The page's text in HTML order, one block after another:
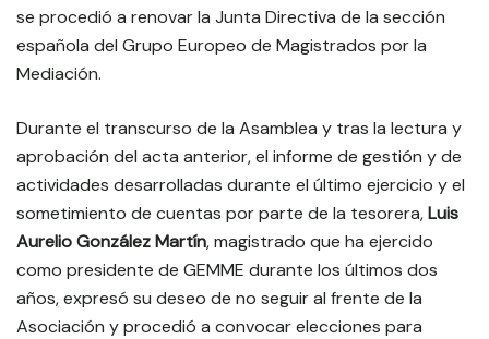
se procedió a renovar la Junta Directiva de la sección
española del Grupo Europeo de Magistrados por la
Mediación.
Durante el transcurso de la Asamblea y tras la lectura y
aprobación del acta anterior, el informe de gestión y de
actividades desarrolladas durante el último ejercicio y el
sometimiento de cuentas por parte de la tesorera,Luis
Aurelio González Martín, magistrado que ha ejercido
como presidente de GEMME durante los últimos dos
años, expresó su deseo de no seguir al frente de la
Asociación y procedió a convocar elecciones para